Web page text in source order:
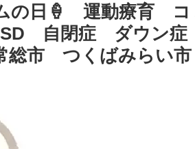
の日🍦 運動療育 コ
自閉症 ダウン
総市 つくばみらい